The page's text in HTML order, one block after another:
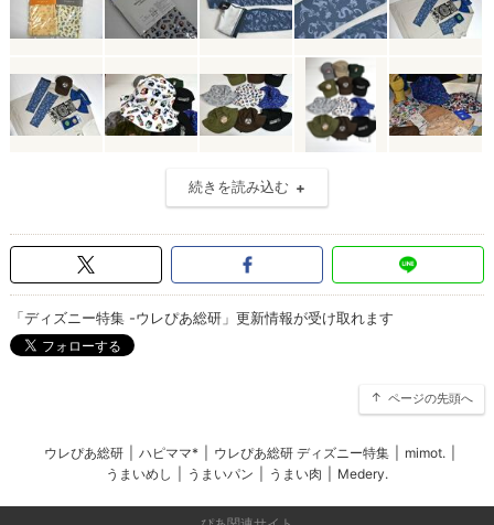
続きを読み込む
「ディズニー特集 -ウレぴあ総研」更新情報が受け取れます
ページの先頭へ
ウレぴあ総研 ハピママ* ウレぴあ総研 ディズニー特集 mimot.
うまいめし
うまいパン うまい肉 Medery.